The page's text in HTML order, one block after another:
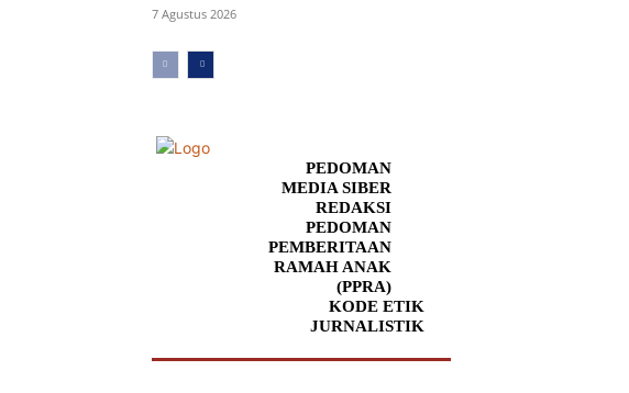
7 Agustus 2026
PEDOMAN
MEDIA SIBER
REDAKSI
PEDOMAN
PEMBERITAAN
RAMAH ANAK
(PPRA)
KODE ETIK
JURNALISTIK